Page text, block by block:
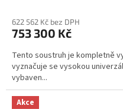
622 562 Kč bez DPH
753 300 Kč
Tento soustruh je kompletně
vyznačuje se vysokou
vybaven...
Akce